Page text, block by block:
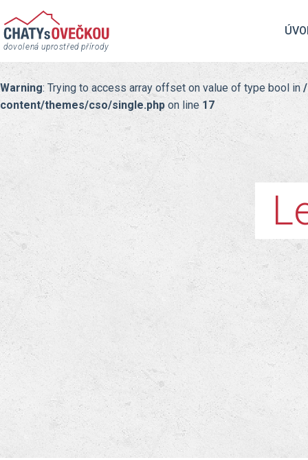
dovolená uprostřed přírody
Warning: Trying to access array offset on value of type bool in
content/themes/cso/single.php on line 17